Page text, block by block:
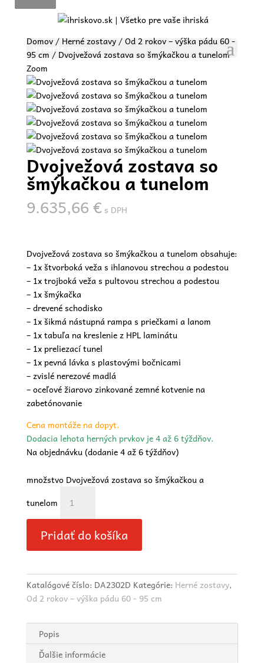
Vyberte stranu
Domov/ Herné zostavy/Od 2 rokov – výška pádu 60 -
95 cm / Dvojvežová zostava so šmýkačkou a tunelom
Zoom
Dvojvežová zostava so
šmýkačkou a tunelom
9.635,66€ s DPH
Dvojvežová zostava so šmýkačkou a tunelom obsahuje:
– 1x štvorboká veža s ihlanovou strechou a podestou
– 1x trojboká veža s pultovou strechou a podestou
– 1x šmýkačka
– drevené schodisko
– 1x šikmá nástupná rampa s priečkami a lanom
– 1x tabuľa na kreslenie z HPL laminátu
– 1x preliezací tunel
– 1x pevná lávka s plastovými bočnicami
– zvislé nerezové madlá
– oceľové žiarovo zinkované zemné kotvenie na
zabetónovanie
Cena montáže na dopyt.
Dodacia lehota herných prvkov je 4 až 6 týždňov.
Na objednávku (dodanie 4 až 6 týždňov)
množstvo Dvojvežová zostava so šmýkačkou a
tunelom
Pridať do košíka
Katalógové číslo: DA2302D Kategórie: Herné zostavy,
Od 2 rokov – výška pádu 60 - 95 cm
Popis
Ďalšie informácie